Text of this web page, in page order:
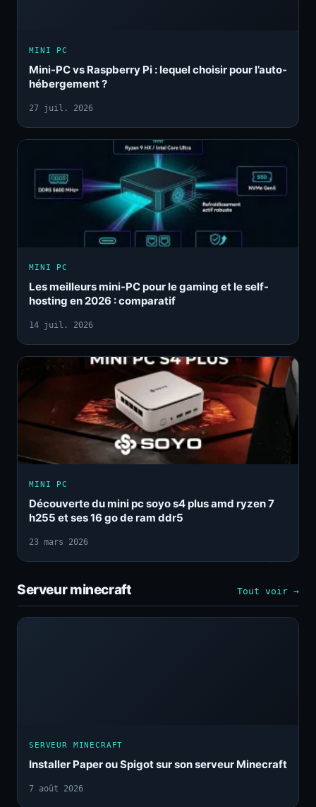
MINI PC
Mini-PC vs Raspberry Pi : lequel choisir pour l’auto-
hébergement ?
27 juil. 2026
MINI PC
Les meilleurs mini-PC pour le gaming et le self-
hosting en 2026 : comparatif
14 juil. 2026
MINI PC
Découverte du mini pc soyo s4 plus amd ryzen 7
h255 et ses 16 go de ram ddr5
23 mars 2026
Serveur minecraft Tout voir →
SERVEUR MINECRAFT
Installer Paper ou Spigot sur son serveur Minecraft
7 août 2026